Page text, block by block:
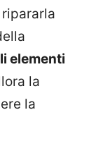
elementi
la
la